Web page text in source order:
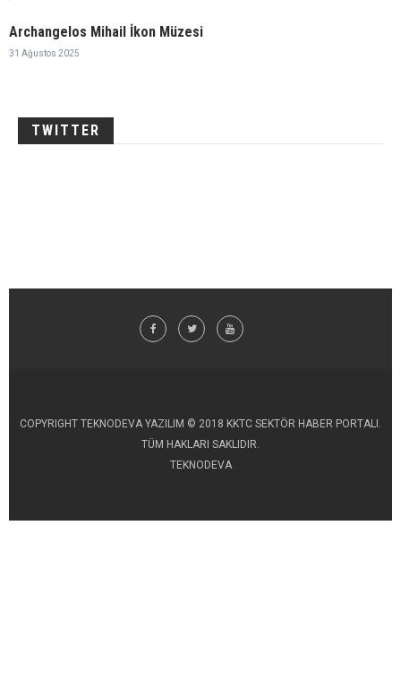
Archangelos Mihail İkon Müzesi
31 Ağustos 2025
TWITTER
COPYRIGHT TEKNODEVA YAZILIM © 2018 KKTC SEKTÖR HABER PORTALI.
TÜM HAKLARI SAKLIDIR.
TEKNODEVA